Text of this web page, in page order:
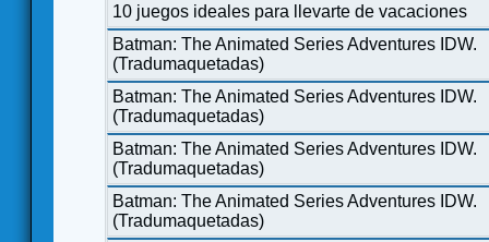
10 juegos ideales para llevarte de vacaciones
Batman: The Animated Series Adventures IDW.
(Tradumaquetadas)
Batman: The Animated Series Adventures IDW.
(Tradumaquetadas)
Batman: The Animated Series Adventures IDW.
(Tradumaquetadas)
Batman: The Animated Series Adventures IDW.
(Tradumaquetadas)